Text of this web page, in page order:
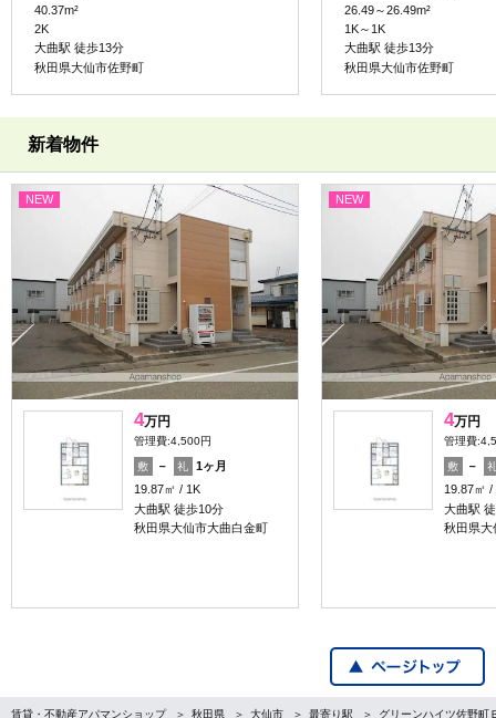
40.37m²
2K
大曲駅 徒歩13分
秋田県大仙市佐野町
26.49～26.49m²
1K～1K
大曲駅 徒歩13分
秋田県大仙市佐野町
新着物件
NEW
4万円
管理費:4,500円
敷 － 礼
1ヶ月
19.87㎡
1K
大曲駅 徒歩10分
秋田県大仙市大曲白金町
NEW
4万円
管理費
敷 －
19.87㎡
大曲駅
秋田県大
賃貸・不動産アパマンショップ 秋田県 大仙市 最寄り駅 グリーンハイツ佐野町